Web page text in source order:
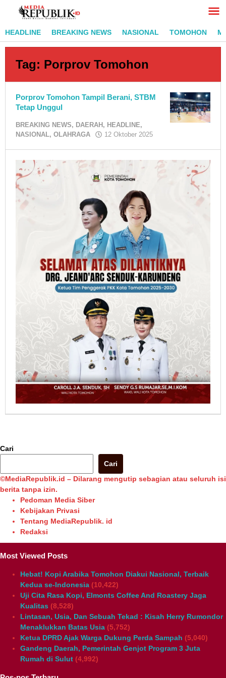
Lewati
HEADLINE
BREAKING NEWS NASIONAL TOMOHON
Tag: Porprov Tomohon
Porprov Tomohon Tampil Berani, STBM
Tetap Unggul
BREAKING NEWS, DAERAH , HEADLINE,
NASIONAL, OLAHRAGA 12 Oktober 2025
Adi
Pontoan
Cari
Cari
©MediaRepublik.id – Dilarang mengutip sebagian atau seluruh isi
berita tanpa izin.
Pedoman Media Siber
Kebijakan Privasi
Tentang MediaRepublik. id
Redaksi
Most Viewed Posts
Hebat! Kopi Arabika Tomohon Diakui Nasional, Terbaik
Kedua se-Indonesia (10,422)
Uji Cita Rasa Kopi, Elmonts Coffee And Roastery Jaga
Kualitas (8,528)
Lintasan, Usia, Dan Sebuah Tekad : Kisah Herry Rumondor
Menaklukkan Batas Usia (5,752)
Ketua DPRD Ajak Warga Dukung Perda Sampah (5,040)
Gandeng Daerah, Pemerintah Genjot Program 3 Juta
Rumah di Sulut (4,992)